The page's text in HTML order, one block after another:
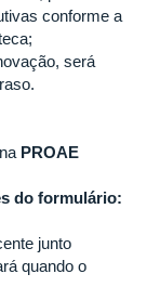
conforme a
será
PROAE
do formulário:
junto
quando o